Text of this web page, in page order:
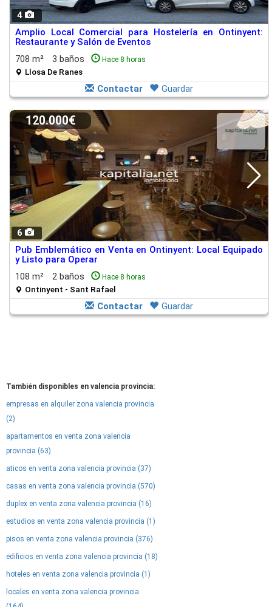
4
Amplio Local Comercial para Hostelería en Ontinyent:
Restaurante y Salón de Eventos
708 m²
3 baños Hace 8 horas
Llosa De Ranes
Contactar Guardar
6
120.000€
Pub Emblemático en Venta en Ontinyent: Local Equipado
y Listo para Operar
108 m²
2 baños Hace 8 horas
Ontinyent - Sant Rafael
Contactar Guardar
También disponibles en valencia provincia:
empresas en alquiler zona valencia provincia
(2)
apartamentos en venta zona valencia
provincia (63)
aticos en venta zona valencia provincia (37)
casas en venta zona valencia provincia (570)
duplex en venta zona valencia provincia (16)
estudios en venta zona valencia provincia (1)
pisos en venta zona valencia provincia (376)
edificios en venta zona valencia provincia (18)
hoteles en venta zona valencia provincia (1)
locales en venta zona valencia provincia